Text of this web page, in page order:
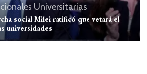
Universitarias
social Milei ratificó que vetará el
universidades